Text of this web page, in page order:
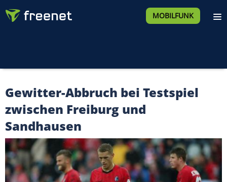
MOBILFUNK
Gewitter-Abbruch bei Testspiel
zwischen Freiburg und
Sandhausen